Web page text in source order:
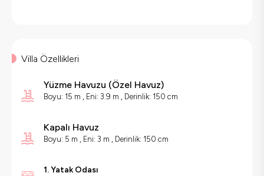
Villa Özellikleri
Yüzme Havuzu (Özel Havuz)
Boyu: 15 m , Eni: 3.9 m , Derinlik: 150 cm
Kapalı Havuz
Boyu: 5 m , Eni: 3 m , Derinlik: 150 cm
1. Yatak Odası